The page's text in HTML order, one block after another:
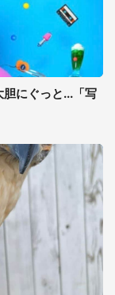
にぐっと...「写